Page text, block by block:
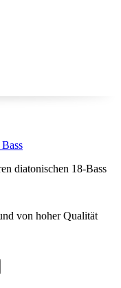
diatonischen 18-Bass
von hoher Qualität